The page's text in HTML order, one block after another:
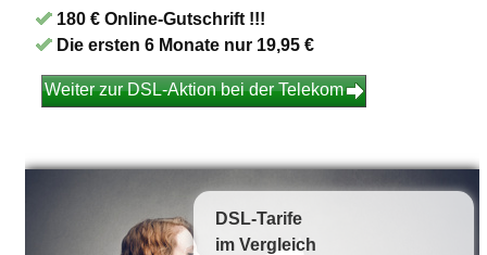
180 € Online-Gutschrift !!!
Die ersten 6 Monate nur 19,95 €
Weiter zur DSL-Aktion bei der Telekom
DSL-Tarife
im Vergleich